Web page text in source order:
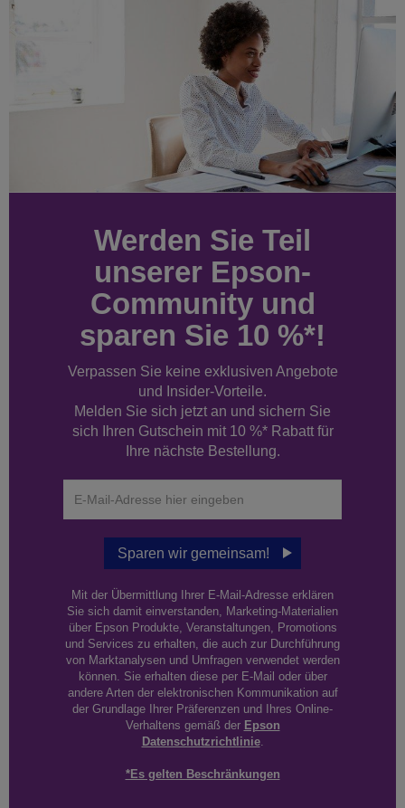
Werden Sie Teil
unserer Epson-
Community und
sparen Sie 10 %*!
Verpassen Sie keine exklusiven Angebote
und Insider-Vorteile.
Melden Sie sich jetzt an und sichern Sie
sich Ihren Gutschein mit 10 %* Rabatt für
Ihre nächste Bestellung.
Sparen wir gemeinsam!
Mit der Übermittlung Ihrer E-Mail-Adresse erklären
Sie sich damit einverstanden, Marketing-Materialien
über Epson Produkte, Veranstaltungen, Promotions
und Services zu erhalten, die auch zur Durchführung
von Marktanalysen und Umfragen verwendet werden
können. Sie erhalten diese per E-Mail oder über
andere Arten der elektronischen Kommunikation auf
der Grundlage Ihrer Präferenzen und Ihres Online-
Verhaltens gemäß der Epson
Datenschutzrichtlinie.
*Es gelten Beschränkungen